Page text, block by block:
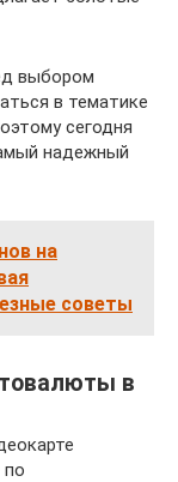
выбором
в тематике
сегодня
надежный
на
советы
в